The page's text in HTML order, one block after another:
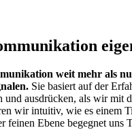
weit mehr als
Sie basiert auf der
und ausdrücken, als wir mit
wir intuitiv, wie es einem
feinen Ebene begegnet uns